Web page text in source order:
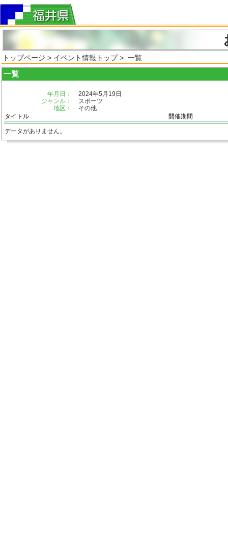
トップページ > イベント情報トップ> 一覧
一覧
年月日：
2024年5月19日
ジャンル：
スポーツ
地区：
その他
タイトル
開催期間
データがありません。